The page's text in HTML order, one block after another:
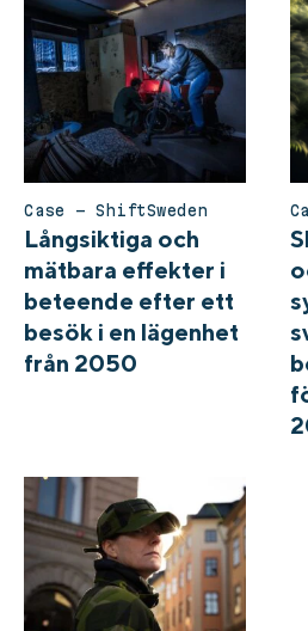
Case – ShiftSweden
Långsiktiga och
mätbara effekter i
beteende efter ett
besök i en lägenhet
från 2050